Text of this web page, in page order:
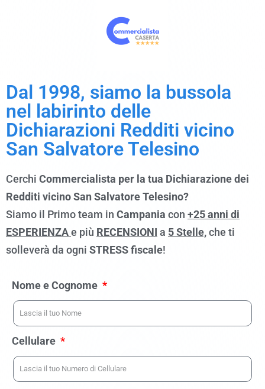
Dal 1998, siamo la bussola
nel labirinto delle
Dichiarazioni Redditi vicino
San Salvatore Telesino
Cerchi Commercialista per la tua Dichiarazione dei
Redditi vicino San Salvatore Telesino?
Siamo il Primo team in Campania con +25 anni di
ESPERIENZAe più RECENSIONI a 5 Stelle,che ti
solleverà da ogni STRESS fiscale!
Nome e Cognome
Cellulare